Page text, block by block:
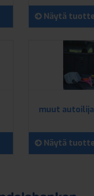
Näytä
muut
Näytä